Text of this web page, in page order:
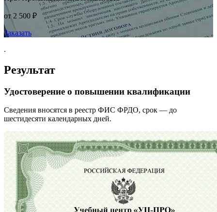
от 2 500 ₽
Заказать
.
Результат
Удостоверение о повышении квалификации
Сведения вносятся в реестр ФИС ФРДО, срок — до
шестидесяти календарных дней.